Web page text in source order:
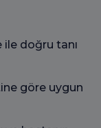
doğru tanı
göre uygun